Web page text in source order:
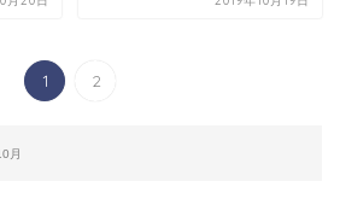
1 2
月